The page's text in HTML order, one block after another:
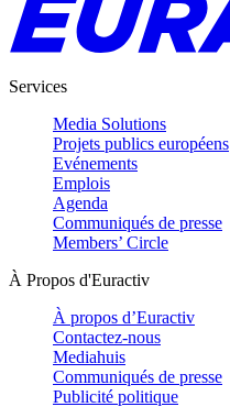
Services
Media Solutions
Projets publics européens
Evénements
Emplois
Agenda
Communiqués de presse
Members’ Circle
À Propos d'Euractiv
À propos d’Euractiv
Contactez-nous
Mediahuis
Communiqués de presse
Publicité politique